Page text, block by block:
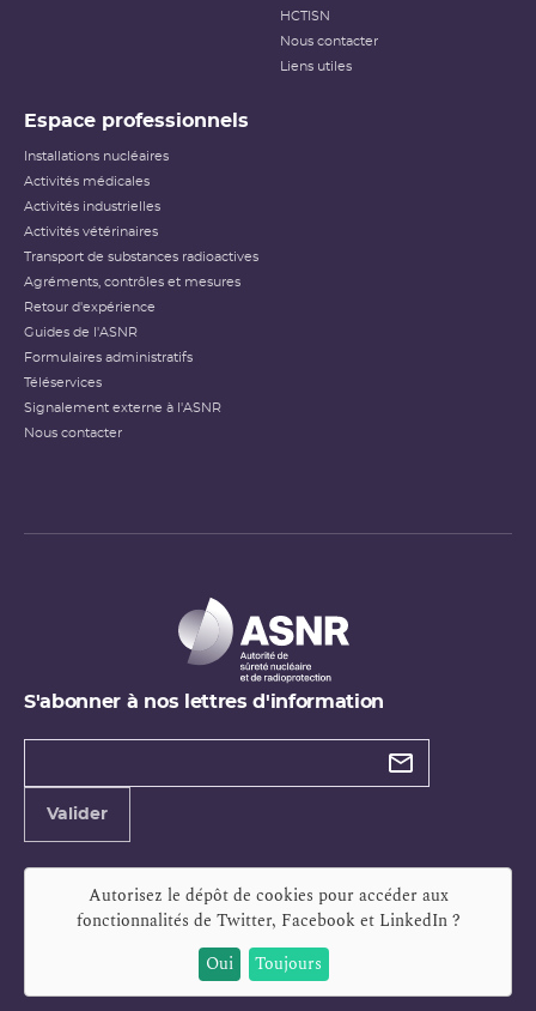
HCTISN
Nous contacter
Liens utiles
Espace professionnels
Installations nucléaires
Activités médicales
Activités industrielles
Activités vétérinaires
Transport de substances radioactives
Agréments, contrôles et mesures
Retour d'expérience
Guides de l'ASNR
Formulaires administratifs
Téléservices
Signalement externe à l'ASNR
Nous contacter
S'abonner à nos lettres d'information
Types de
Valider
Autorisez le dépôt de cookies pour accéder aux
fonctionnalités de Twitter, Facebook et LinkedIn?
Oui
Toujours